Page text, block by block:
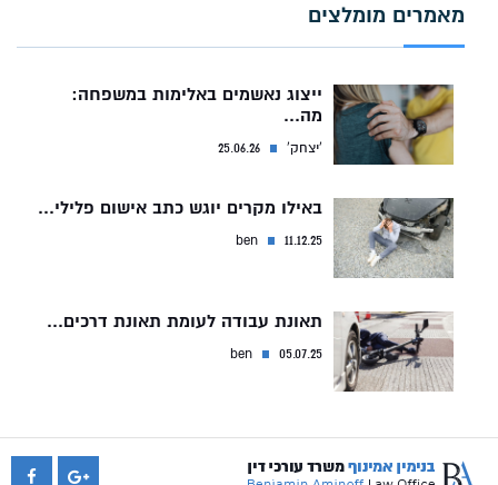
מאמרים מומלצים
ייצוג נאשמים באלימות במשפחה:
מה...
'יצחק'
באילו מקרים יוגש כתב אישום פלילי...
ben 11.12.25
תאונת עבודה לעומת תאונת דרכים...
ben 05.07.25